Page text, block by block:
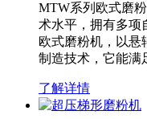
MTW系列欧式磨
术水平，拥有多项
欧式磨粉机，以悬
制造技术，它能
了解详情